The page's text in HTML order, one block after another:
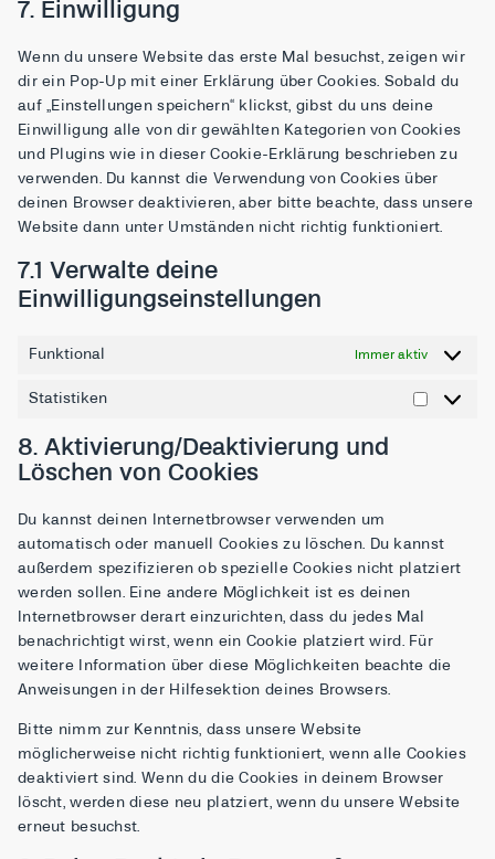
7. Einwilligung
Wenn du unsere Website das erste Mal besuchst, zeigen wir
dir ein Pop-Up mit einer Erklärung über Cookies. Sobald du
auf „Einstellungen speichern“ klickst, gibst du uns deine
Einwilligung alle von dir gewählten Kategorien von Cookies
und Plugins wie in dieser Cookie-Erklärung beschrieben zu
verwenden. Du kannst die Verwendung von Cookies über
deinen Browser deaktivieren, aber bitte beachte, dass unsere
Website dann unter Umständen nicht richtig funktioniert.
7.1 Verwalte deine
Einwilligungseinstellungen
Funktional Immer aktiv
Statistiken
8. Aktivierung/Deaktivierung und
Löschen von Cookies
Du kannst deinen Internetbrowser verwenden um
automatisch oder manuell Cookies zu löschen. Du kannst
außerdem spezifizieren ob spezielle Cookies nicht platziert
werden sollen. Eine andere Möglichkeit ist es deinen
Internetbrowser derart einzurichten, dass du jedes Mal
benachrichtigt wirst, wenn ein Cookie platziert wird. Für
weitere Information über diese Möglichkeiten beachte die
Anweisungen in der Hilfesektion deines Browsers.
Bitte nimm zur Kenntnis, dass unsere Website
möglicherweise nicht richtig funktioniert, wenn alle Cookies
deaktiviert sind. Wenn du die Cookies in deinem Browser
löscht, werden diese neu platziert, wenn du unsere Website
erneut besuchst.